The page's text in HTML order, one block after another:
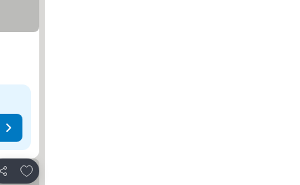
Teilen
Zu Favoriten hinzufügen